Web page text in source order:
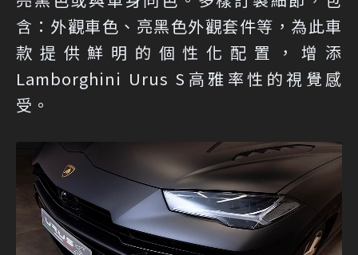
含：外觀車色、亮黑色外觀套件等，為此車
款提供鮮明的個性化配置，增添
Lamborghini Urus S高雅率性的視覺感
受。